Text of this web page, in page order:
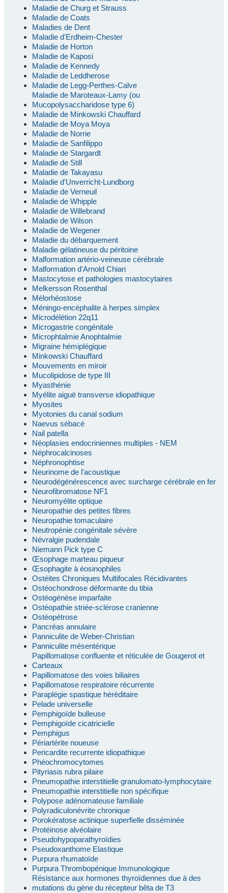
Maladie de Churg et Strauss
Maladie de Coats
Maladies de Dent
Maladie d'Erdheim-Chester
Maladie de Horton
Maladie de Kaposi
Maladie de Kennedy
Maladie de Leddherose
Maladie de Legg-Perthes-Calve
Maladie de Maroteaux-Lamy (ou
Mucopolysaccharidose type 6)
Maladie de Minkowski Chauffard
Maladie de Moya Moya
Maladie de Norrie
Maladie de Sanfilippo
Maladie de Stargardt
Maladie de Still
Maladie de Takayasu
Maladie d'Unverricht-Lundborg
Maladie de Verneuil
Maladie de Whipple
Maladie de Willebrand
Maladie de Wilson
Maladie de Wegener
Maladie du débarquement
Maladie gélatineuse du péritoine
Malformation artério-veineuse cérébrale
Malformation d'Arnold Chiari
Mastocytose et pathologies mastocytaires
Melkersson Rosenthal
Mélorhéostose
Méningo-encéphalite à herpes simplex
Microdélétion 22q11
Microgastrie congénitale
Microphtalmie Anophtalmie
Migraine hémiplégique
Minkowski Chauffard
Mouvements en miroir
Mucolipidose de type III
Myasthénie
Myélite aiguë transverse idiopathique
Myosites
Myotonies du canal sodium
Naevus sébacé
Nail patella
Néoplasies endocriniennes multiples - NEM
Néphrocalcinoses
Néphronophtise
Neurinome de l'acoustique
Neurodégénérescence avec surcharge cérébrale en fer
Neurofibromatose NF1
Neuromyélite optique
Neuropathie des petites fibres
Neuropathie tomaculaire
Neutropénie congénitale sévère
Névralgie pudendale
Niemann Pick type C
Œsophage marteau piqueur
Œsophagite à éosinophiles
Ostéites Chroniques Multifocales Récidivantes
Ostéochondrose déformante du tibia
Ostéogénèse imparfaite
Ostéopathie striée-sclérose cranienne
Ostéopétrose
Pancréas annulaire
Panniculite de Weber-Christian
Panniculite mésentérique
Papillomatose confluente et réticulée de Gougerot et
Carteaux
Papillomatose des voies biliaires
Papillomatose respiratoire récurrente
Paraplégie spastique héréditaire
Pelade universelle
Pemphigoïde bulleuse
Pemphigoïde cicatricielle
Pemphigus
Périartérite noueuse
Pericardite recurrente idiopathique
Phéochromocytomes
Pityriasis rubra pilaire
Pneumopathie interstitielle granulomato-lymphocytaire
Pneumopathie interstitielle non spécifique
Polypose adénomateuse familiale
Polyradiculonévrite chronique
Porokératose actinique superfielle disséminée
Protéinose alvéolaire
Pseudohypoparathyroïdies
Pseudoxanthome Elastique
Purpura rhumatoïde
Purpura Thrombopénique Immunologique
Résistance aux hormones thyroïdiennes due à des
mutations du gène du récepteur bêta de T3